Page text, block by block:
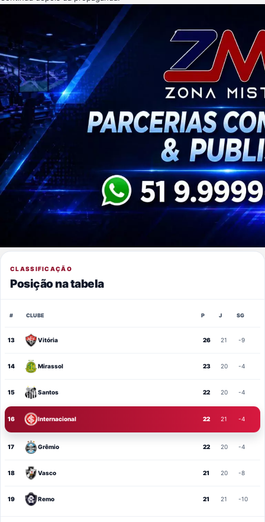
CLASSIFICAÇÃO
Posição na tabela
# CLUBE P J SG
13 Vitória 26 21 -9
14 Mirassol 23 20 -4
15 Santos 22 20 -4
16 Internacional 22 21 -4
17 Grêmio 22 20 -4
18 Vasco 21 20 -8
19 Remo 21 21 -10